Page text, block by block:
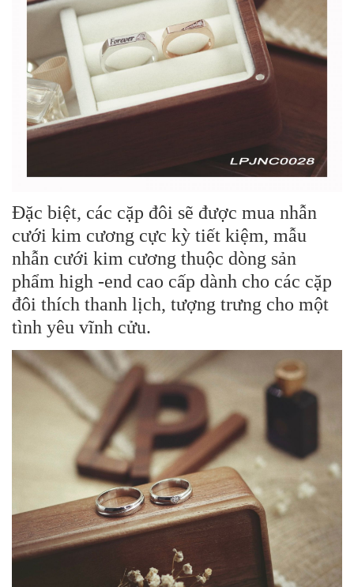
Đặc biệt, các cặp đôi sẽ được mua nhẫn
cưới kim cương cực kỳ tiết kiệm, mẫu
nhẫn cưới kim cương thuộc dòng sản
phẩm high -end cao cấp dành cho các cặp
đôi thích thanh lịch, tượng trưng cho một
tình yêu vĩnh cửu.